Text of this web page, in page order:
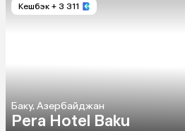
Кешбэк + 3 311
Баку, Азербайджан
Pera Hotel Baku